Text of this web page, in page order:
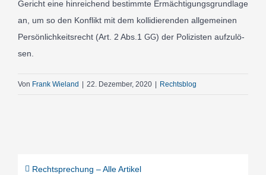
Gericht eine hin­re­ichend bes­timmte Ermäch­ti­gungs­grund­lage
an, um so den Kon­flikt mit dem kol­li­dieren­den all­ge­meinen
Per­sön­lichkeit­srecht (Art. 2 Abs. 1 GG) der Polizis­ten auf­zu­lö­
sen.
Von Frank Wieland | 22. Dezember, 2020 | Rechtsblog
Recht­spre­chung – Alle Arti­kel